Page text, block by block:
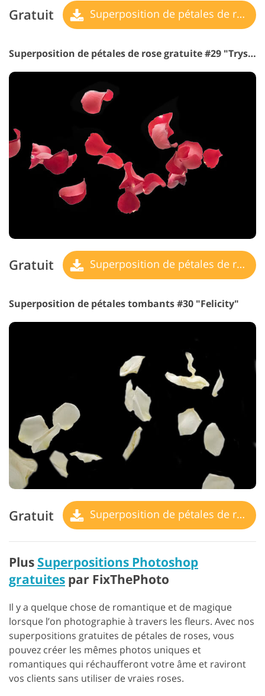
Gratuit Superposition de pétales de rose
Superposition de pétales de rose gratuite #29 "Tryst"
Gratuit Superposition de pétales de rose
Superposition de pétales tombants #30 "Felicity"
Gratuit Superposition de pétales de rose
Plus Superpositions Photoshop
gratuites par FixThePhoto
Il y a quelque chose de romantique et de magique
lorsque l’on photographie à travers les fleurs. Avec nos
superpositions gratuites de pétales de roses, vous
pouvez créer les mêmes photos uniques et
romantiques qui réchaufferont votre âme et raviront
vos clients sans utiliser de vraies roses.